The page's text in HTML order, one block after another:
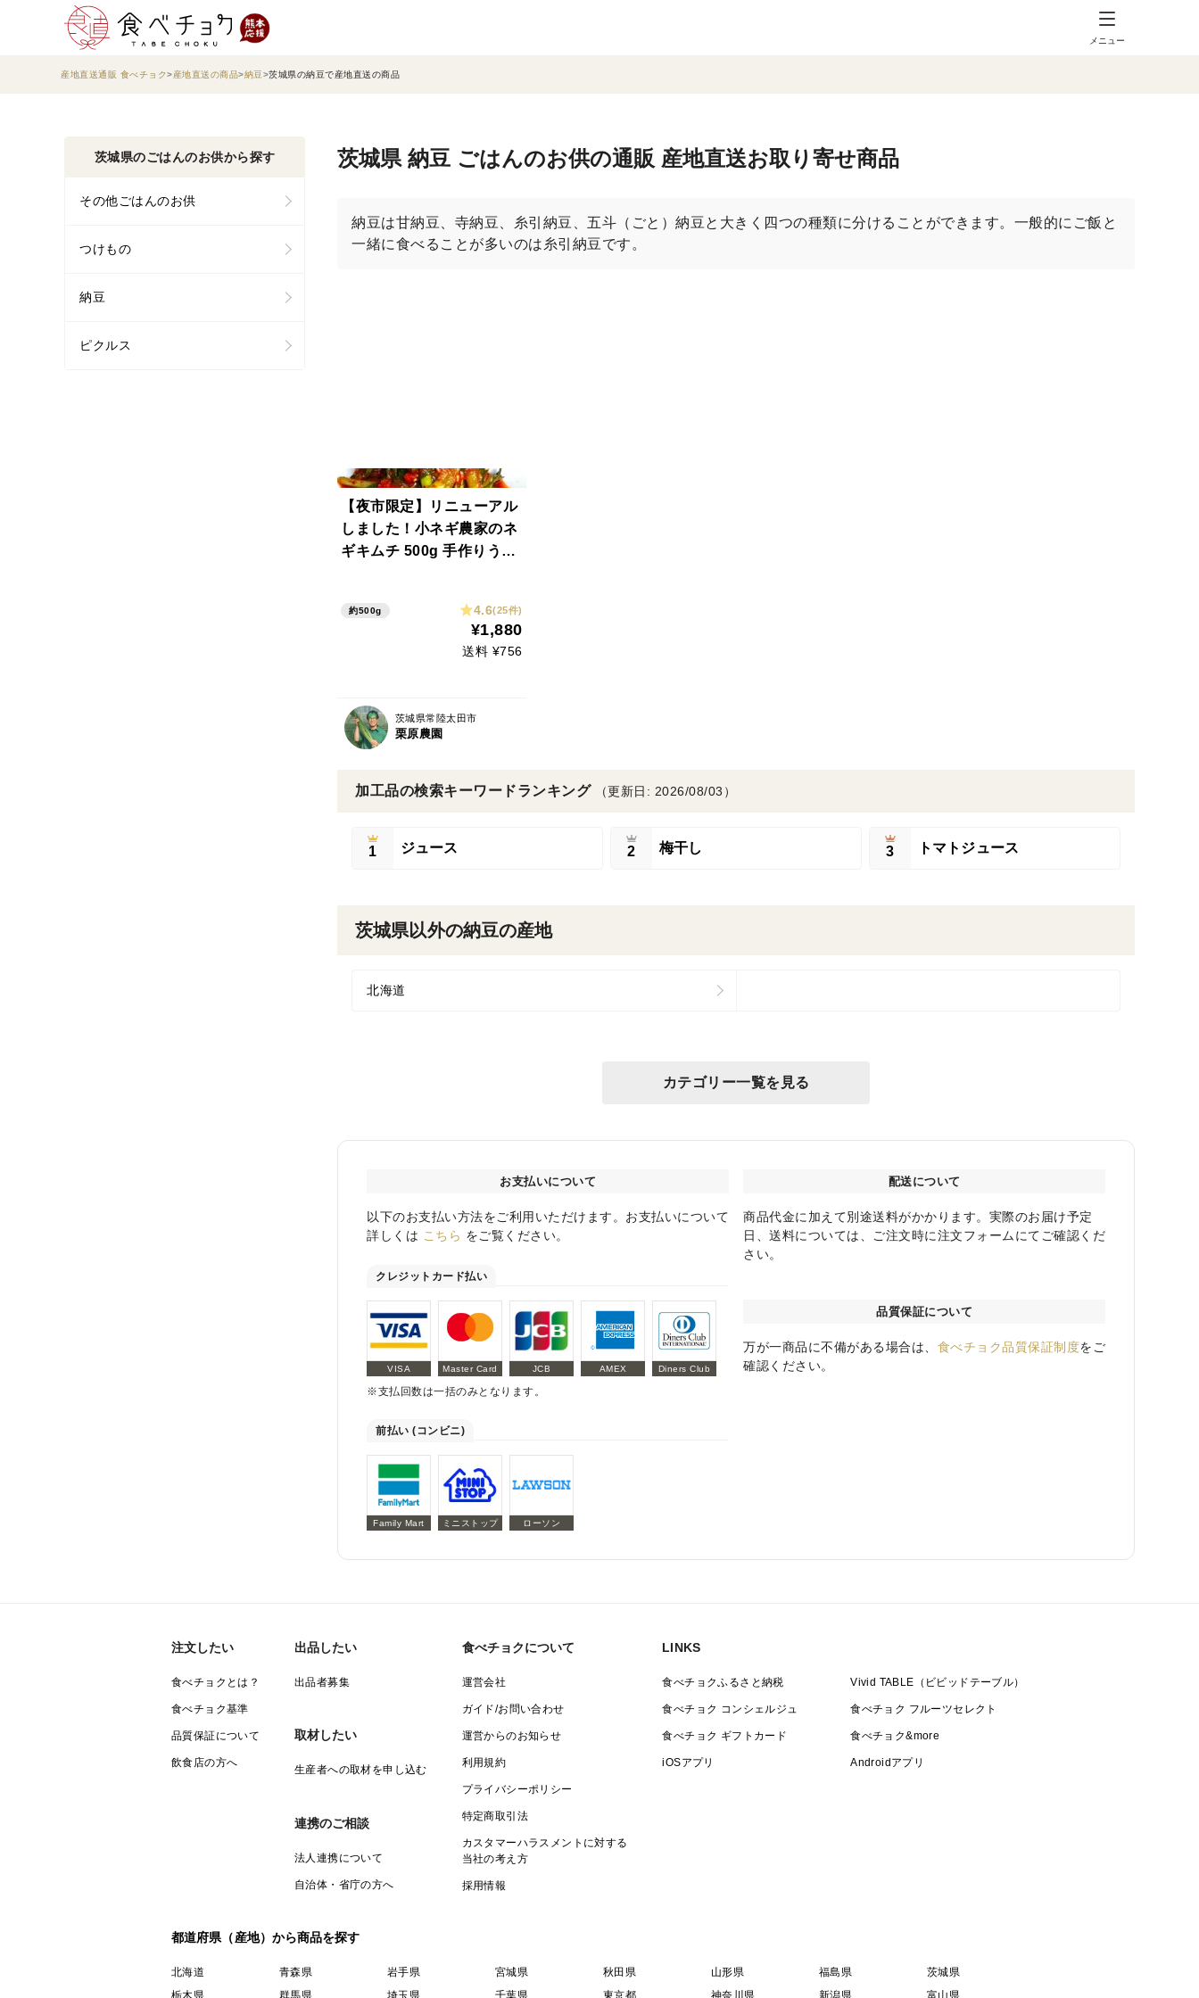
メニュー
産地直送通販 食べチョク 産地直送の商品 納豆 茨城県の納豆で産地直送の商品
茨城県 納豆 ごはんのお供の通販 産地直送お取り寄せ商品
納豆は甘納豆、寺納豆、糸引納豆、五斗（ごと）納豆と大きく四つの種類に分けることができます。一般的にご飯と
一緒に食べることが多いのは糸引納豆です。
【夜市限定】リニューアル
しました！小ネギ農家のネ
ギキムチ 500g 手作りうま
肉、卵かけご飯、納豆にと
約500g 4.6(25件)
¥1,880
送料 ¥756
茨城県常陸太田市
栗原農園
加工品の検索キーワードランキング （更新日: 2026/08/03）
1 ジュース 2 梅干し 3 トマトジュース
茨城県以外の納豆の産地
北海道
カテゴリー一覧を見る
お支払いについて
以下のお支払い方法をご利用いただけます。お支払いについて
詳しくは こちら をご覧ください。
クレジットカード払い
VISA Master Card JCB AMEX Diners Club
※支払回数は一括のみとなります。
前払い (コンビニ)
Family Mart ミニストップ ローソン
配送について
商品代金に加えて別途送料がかかります。実際のお届け予定
日、送料については、ご注文時に注文フォームにてご確認くだ
さい。
品質保証について
万が一商品に不備がある場合は、 食べチョク品質保証制度をご
確認ください。
茨城県のごはんのお供から探す
その他ごはんのお供
つけもの
納豆
ピクルス
注文したい
食べチョクとは？
食べチョク基準
品質保証について
飲食店の方へ
出品したい
出品者募集
取材したい
生産者への取材を申し込む
連携のご相談
法人連携について
自治体・省庁の方へ
食べチョクについて
運営会社
ガイド/お問い合わせ
運営からのお知らせ
利用規約
プライバシーポリシー
特定商取引法
カスタマーハラスメントに対する
当社の考え方
採用情報
LINKS
食べチョクふるさと納税 Vivid TABLE（ビビッドテーブル）
食べチョク コンシェルジュ 食べチョク フルーツセレクト
食べチョク ギフトカード 食べチョク&more
iOSアプリ Androidアプリ
都道府県（産地）から商品を探す
北海道 青森県 岩手県 宮城県 秋田県 山形県 福島県
茨城県
栃木県
群馬県 埼玉県 千葉県 東京都 神奈川県 新潟県 富山県